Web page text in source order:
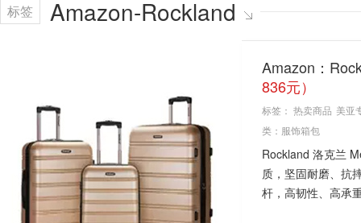
标签 Amazon-Rockland
Amazon：
836元）
标签： 热卖商品 美亚
类： 服饰箱包
Rockland 洛克兰
质，坚固耐磨、抗
杆，高韧性、高承